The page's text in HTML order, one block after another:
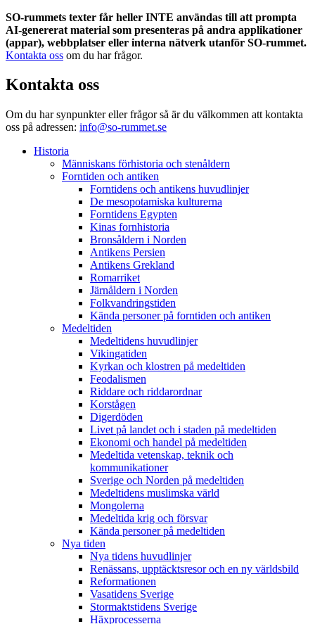
SO-rummets texter får heller INTE användas till att prompta
AI-genererat material som presenteras på andra applikationer
(appar), webbplatser eller interna nätverk utanför SO-rummet.
Kontakta oss om du har frågor.
Kontakta oss
Om du har synpunkter eller frågor så är du välkommen att kontakta
oss på adressen: info@so-rummet.se
Historia
Människans förhistoria och stenåldern
Forntiden och antiken
Forntidens och antikens huvudlinjer
De mesopotamiska kulturerna
Forntidens Egypten
Kinas fornhistoria
Bronsåldern i Norden
Antikens Persien
Antikens Grekland
Romarriket
Järnåldern i Norden
Folkvandringstiden
Kända personer på forntiden och antiken
Medeltiden
Medeltidens huvudlinjer
Vikingatiden
Kyrkan och klostren på medeltiden
Feodalismen
Riddare och riddarordnar
Korstågen
Digerdöden
Livet på landet och i staden på medeltiden
Ekonomi och handel på medeltiden
Medeltida vetenskap, teknik och
kommunikationer
Sverige och Norden på medeltiden
Medeltidens muslimska värld
Mongolerna
Medeltida krig och försvar
Kända personer på medeltiden
Nya tiden
Nya tidens huvudlinjer
Renässans, upptäcktsresor och en ny världsbild
Reformationen
Vasatidens Sverige
Stormaktstidens Sverige
Häxprocesserna